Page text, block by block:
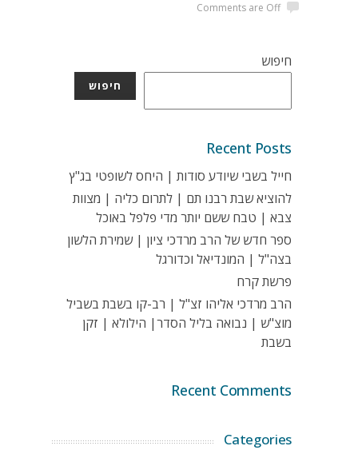
Comments are Off
חיפוש
חיפוש
Recent Posts
חייל בשבי שיודע סודות | היחס לשופטי בג"ץ
להוציא שבת רבנו תם | לתרום כליה | מצוות
צבא | טבח ששם יותר מדי פלפל באוכל
ספר חדש של הרב מרדכי ציון | שמירת הלשון
בצה"ל | המונדיאל וכדורגל
פרשת קרח
הרב מרדכי אליהו זצ"ל | רב-קו בשבת בשביל
מוצ"ש | נבואה בליל הסדר| הילולא | זקן
בשבת
Recent Comments
Categories